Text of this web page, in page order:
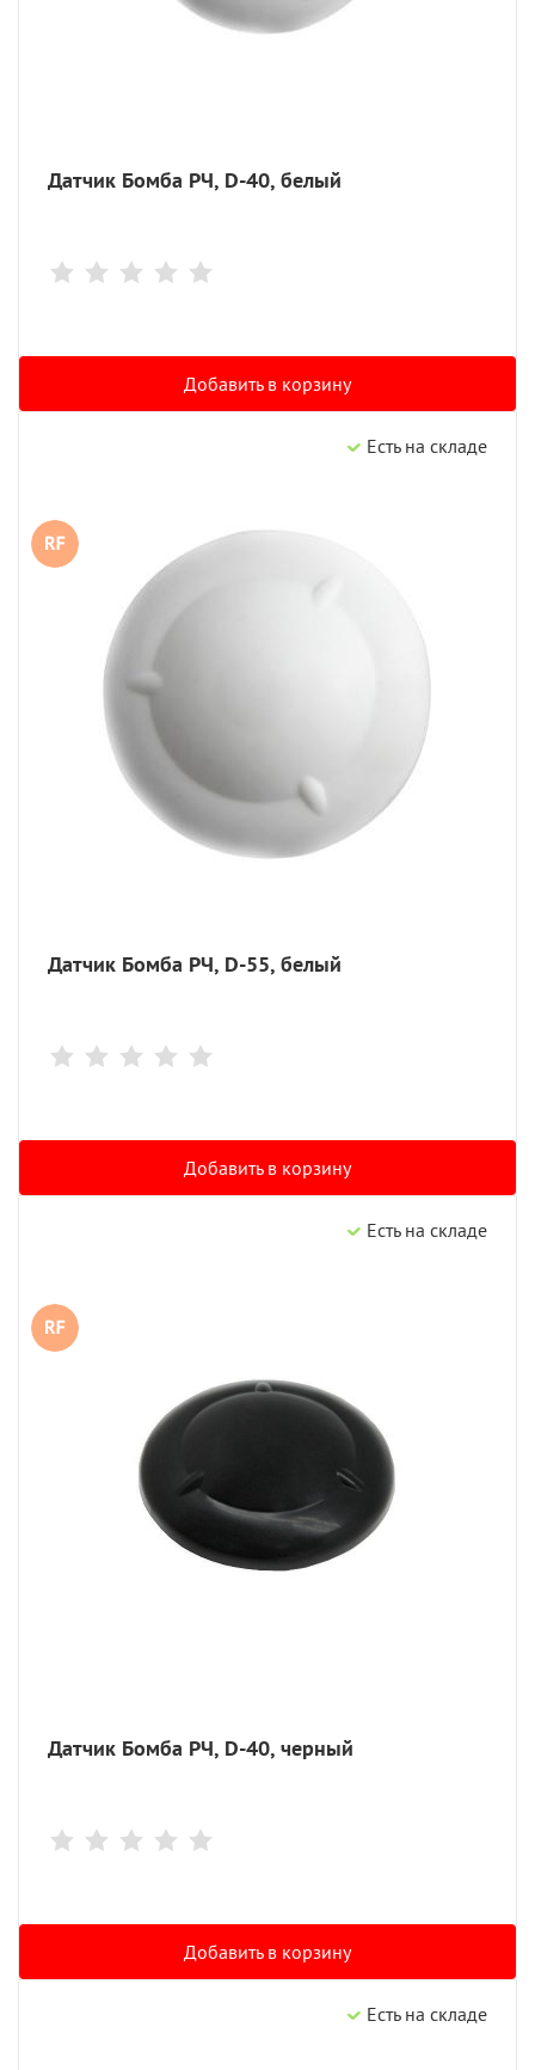
Датчик Бомба РЧ, D-40, белый
Добавить в корзину
Есть на складе
Датчик Бомба РЧ, D-55, белый
Добавить в корзину
Есть на складе
Датчик Бомба РЧ, D-40, черный
Добавить в корзину
Есть на складе